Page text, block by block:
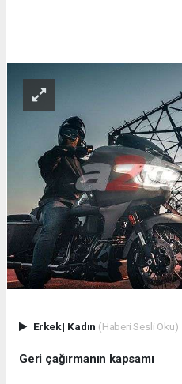
Erkek| Kadın (Haberi Sesli Oku)
Geri çağırmanın kapsamı